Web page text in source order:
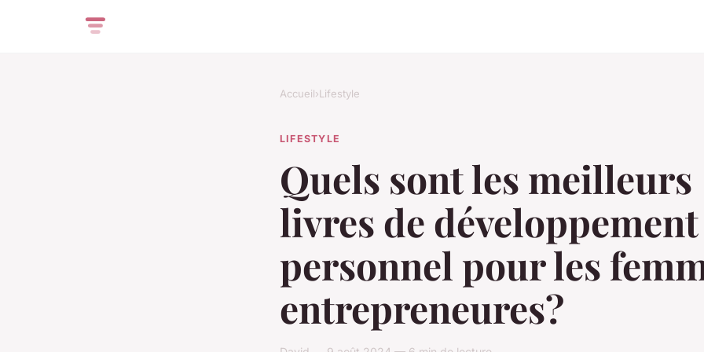
Accueil›Lifestyle
LIFESTYLE
Quels sont les meilleurs
livres de développement
personnel pour les
entrepreneures?